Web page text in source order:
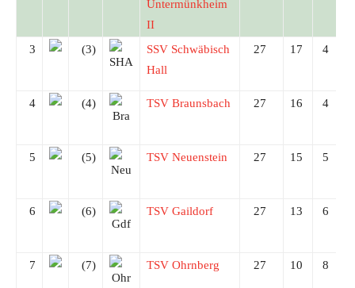
Untermünkheim
II
3
(3)
SSV Schwäbisch
Hall
27 17 4
4 (4) TSV Braunsbach 27 16 4
5 (5) TSV Neuenstein 27 15 5
6 (6) TSV Gaildorf 27 13 6
7 (7) TSV Ohrnberg 27 10 8